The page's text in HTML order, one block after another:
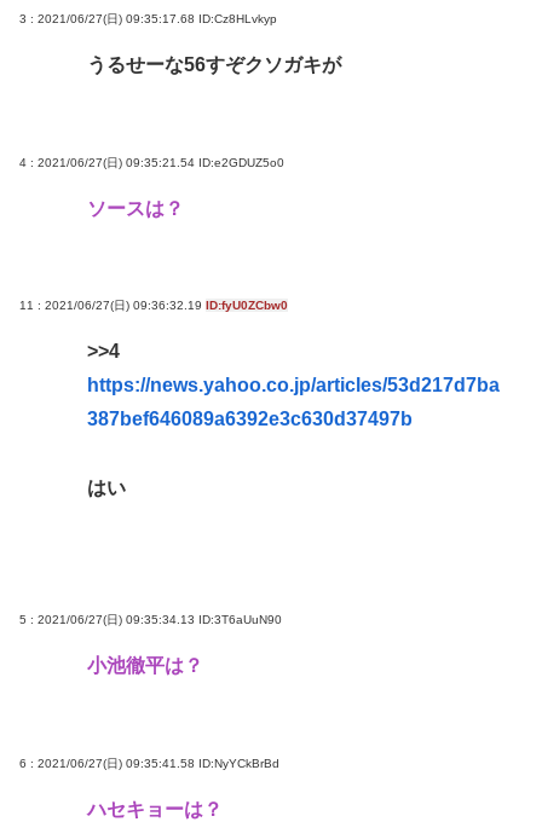
日産e-power、無給油で1980km走行しギネス記録を
近場で「天の川」見れる場所教えて🥺
3 : 2021/06/27(日) 09:35:17.68 ID:Cz8HLvkyp
うるせーな56すぞクソガキが
4 : 2021/06/27(日) 09:35:21.54 ID:e2GDUZ5o0
ソースは？
11 : 2021/06/27(日) 09:36:32.19 ID:fyU0ZCbw0
>>4
https://news.yahoo.co.jp/articles/53d217d7ba
387bef646089a6392e3c630d37497b
はい
5 : 2021/06/27(日) 09:35:34.13 ID:3T6aUuN90
小池徹平は？
6 : 2021/06/27(日) 09:35:41.58 ID:NyYCkBrBd
ハセキョーは？